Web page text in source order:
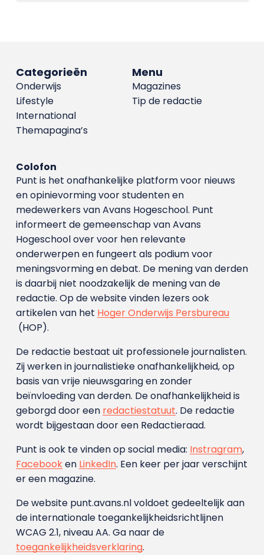
Menu
Magazines
Tip de redactie
Categorieën
Onderwijs
Lifestyle
International
Themapagina’s
Colofon
Punt is het onafhankelijke platform voor nieuws
en opinievorming voor studenten en
medewerkers van Avans Hoge­school. Punt
informeert de gemeenschap van Avans
Hogeschool over voor hen relevante
onderwerpen en fungeert als podium voor
meningsvorming en debat. De mening van derden
is daarbij niet noodzakelijk de mening van de
redactie. Op de website vinden lezers ook
artikelen van het Hoger Onderwijs Persbureau
(HOP).
De redactie bestaat uit professionele journalisten.
Zij werken in journalistieke onafhankelijkheid, op
basis van vrije nieuwsgaring en zonder
beïnvloeding van derden. De onafhankelijkheid is
geborgd door een redactiestatuut. De redactie
wordt bijgestaan door een Redactieraad.
Punt is ook te vinden op social media: Instragram,
Facebooken LinkedIn. Een keer per jaar verschijnt
er een magazine.
De website punt.avans.nl voldoet gedeeltelijk aan
de internationale toegankelijkheidsrichtlijnen
WCAG 2.1, niveau AA. Ga naar de
toegankelijkheidsverklaring.